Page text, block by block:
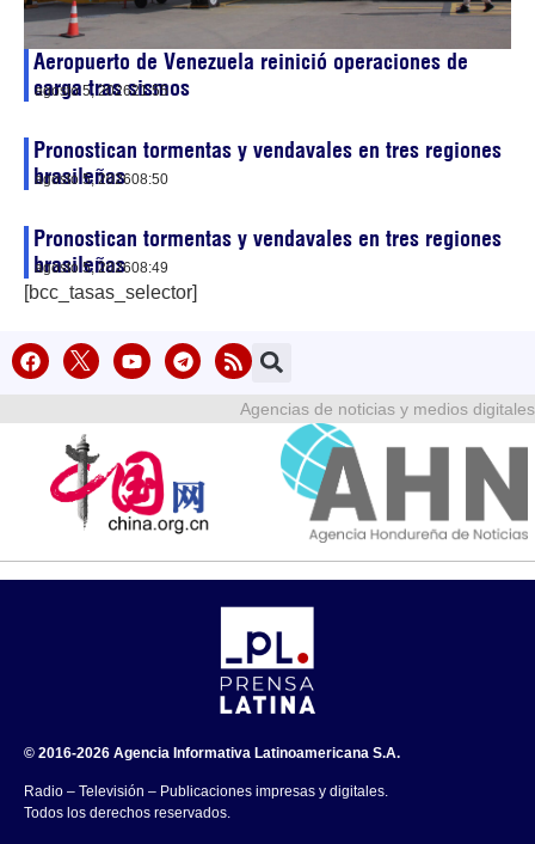
Aeropuerto de Venezuela reinició operaciones de
carga tras sismos
agosto 5, 202621:55
Pronostican tormentas y vendavales en tres regiones
brasileñas
agosto 5, 202608:50
Pronostican tormentas y vendavales en tres regiones
brasileñas
agosto 5, 202608:49
[bcc_tasas_selector]
Agencias de noticias y medios digitales
© 2016-2026 Agencia Informativa Latinoamericana S.A.
Radio – Televisión – Publicaciones impresas y digitales.
Todos los derechos reservados.